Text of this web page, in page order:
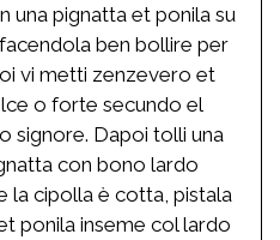
una pignatta et ponila su
ben bollire per
vi metti zenzevero et
o forte secundo el
signore. Dapoi tolli una
con bono lardo
la cipolla è cotta, pistala
ponila inseme col lardo